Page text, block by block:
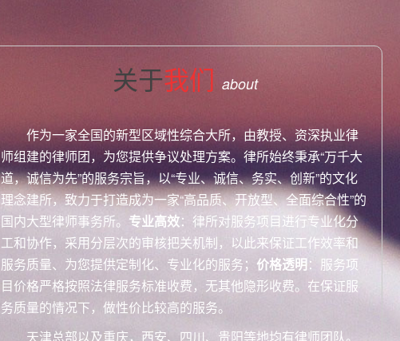
关于我们 about
作为一家全国的新型区域性综合大所，由教授、资深执业律
师组建的律师团，为您提供争议处理方案。律所始终秉承“万千大
道，诚信为先”的服务宗旨，以“专业、诚信、务实、创新”的文化
理念建所，致力于打造成为一家“高品质、开放型、全面综合性”的
国内大型律师事务所。 专业高效：律所对服务项目进行专业化分
工和协作，采用分层次的审核把关机制，以此来保证工作效率和
服务质量、为您提供定制化、专业化的服务； 价格透明：服务项
目价格严格按照法律服务标准收费，无其他隐形收费。在保证服
务质量的情况下，做性价比较高的服务。
天津总部以及重庆，西安、四川、贵阳等地均有律师团队。